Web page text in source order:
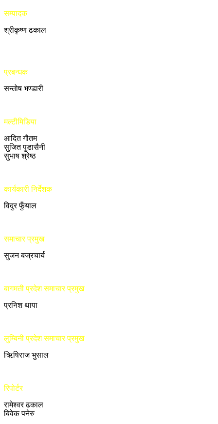
सम्पादक
श्रीकृष्ण ढकाल
प्रबन्धक
सन्तोष भण्डारी
मल्टीमिडिया
आदित गौतम
सुजित पुडासैनी
सुभाष श्रेष्ठ
कार्यकारी निर्देशक
विदुर फुँयाल
समाचार प्रमुख
सुजन बज्रचार्य
बागमती प्रदेश समाचार प्रमुख
प्रनिश थापा
लुम्बिनी प्रदेश समाचार प्रमुख
ऋिषिराज भुसाल
रिपोर्टर
रामेश्वर ढकाल
बिवेक पनेरु